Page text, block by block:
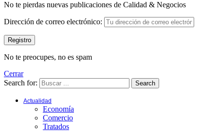
No te pierdas nuevas publicaciones de Calidad & Negocios
Dirección de correo electrónico:
No te preocupes, no es spam
Cerrar
Search for:
Search
Actualidad
Economía
Comercio
Tratados